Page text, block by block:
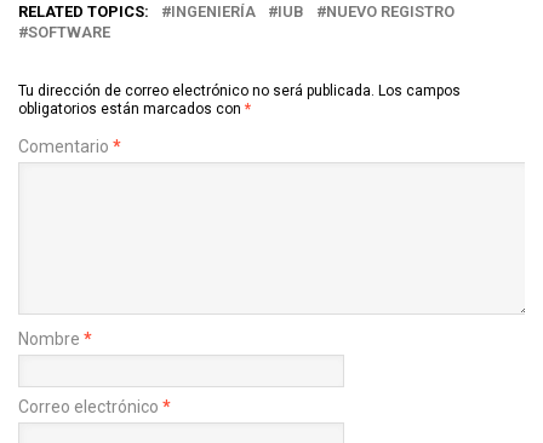
RELATED TOPICS: INGENIERÍA IUB
NUEVO REGISTRO
SOFTWARE
Tu dirección de correo electrónico no será publicada. Los campos
obligatorios están marcados con *
Comentario *
Nombre *
Correo electrónico *